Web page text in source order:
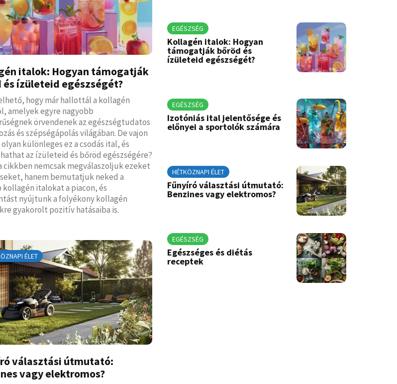
italok: Hogyan támogatják
és ízületeid egészségét?
hogy már hallottál a kollagén
amelyek egyre nagyobb
örvendenek az egészségtudatos
és szépségápolás világában. De vajon
különleges ez a csodás ital, és
az ízületeid és bőröd egészségére?
cikkben nemcsak megválaszoljuk ezeket
hanem bemutatjuk neked a
italokat a piacon, és
nyújtunk a folyékony kollagén
gyakorolt pozitív hatásaiba is.
ÉLET
választási útmutató:
vagy elektromos?
EGÉSZSÉG
Kollagén italok: Hogyan
támogatják bőröd és
ízületeid egészségét?
EGÉSZSÉG
Izotóniás ital jelentősége és
előnyei a sportolók számára
HÉTKÖZNAPI ÉLET
Fűnyíró választási útmutató:
Benzines vagy elektromos?
EGÉSZSÉG
Egészséges és diétás
receptek